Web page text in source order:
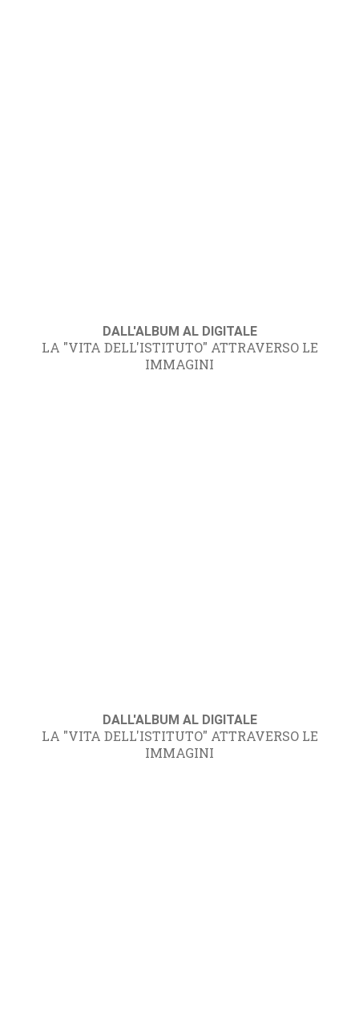
DALL'ALBUM AL DIGITALE
LA "VITA DELL'ISTITUTO" ATTRAVERSO LE
IMMAGINI
DALL'ALBUM AL DIGITALE
LA "VITA DELL'ISTITUTO" ATTRAVERSO LE
IMMAGINI